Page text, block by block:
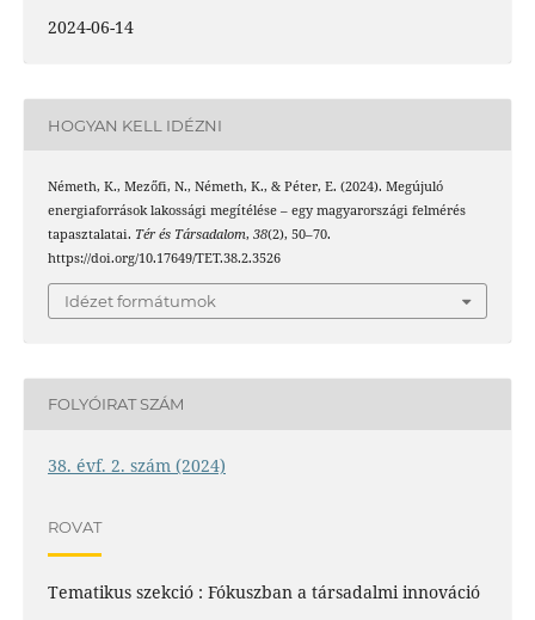
2024-06-14
HOGYAN KELL IDÉZNI
Németh, K., Mezőfi, N., Németh, K., & Péter, E. (2024). Megújuló
energiaforrások lakossági megítélése – egy magyarországi felmérés
tapasztalatai. Tér és Társadalom, 38(2), 50–70.
https://doi.org/10.17649/TET.38.2.3526
Idézet formátumok
FOLYÓIRAT SZÁM
38. évf. 2. szám (2024)
ROVAT
Tematikus szekció : Fókuszban a társadalmi innováció